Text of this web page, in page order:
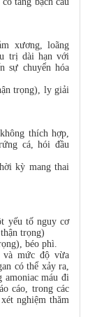
xương, loãng
trị dài hạn với
sự chuyển hóa
trọng), ly giải
thích hợp,
cá, hói đầu
kỳ mang thai
yếu tố nguy cơ
trọng)
béo phì.
và mức độ vừa
có thể xảy ra,
amoniac máu đi
cáo, trong các
nghiệm thăm